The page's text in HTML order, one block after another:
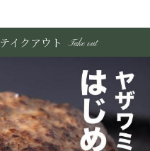
テイクアウト Take out